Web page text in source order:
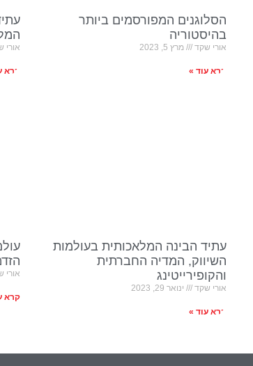
הסלוגנים המפורסמים ביותר
בהיסטוריה
אורי שקד מרץ 5, 2023
קרא עוד » קרא
עתיד הבינה המלאכותית בעולמות
השיווק, המדיה החברתית
והקופירייטינג
אורי שקד ינואר 29, 2023
קרא עוד »
קרא